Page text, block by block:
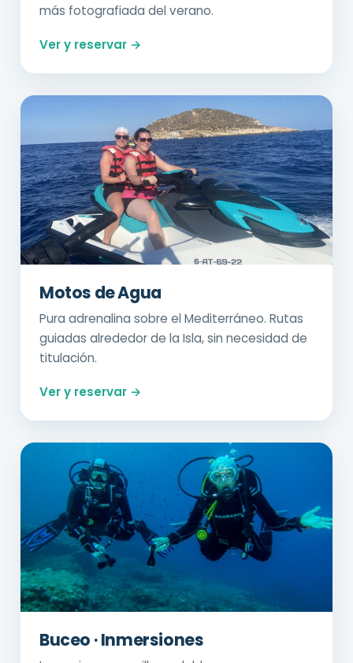
más fotografiada del verano.
Ver y reservar →
Motos de Agua
Pura adrenalina sobre el Mediterráneo. Rutas
guiadas alrededor de la Isla, sin necesidad de
titulación.
Ver y reservar →
Buceo · Inmersiones